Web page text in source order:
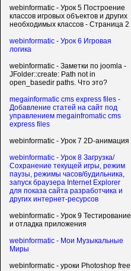
webinformatic - Урок 5 Построение
классов игровых объектов и других
необходимых классов - Страница 2
webinformatic - Урок 6 Игровая
логика
webinformatic - Заметки по joomla -
JFolder::create: Path not in
open_basedir paths. Что это?
megainformatic cms express files -
Добавление статей на сайт под
управлением megainfromatic cms
express files
webinformatic - Урок 7 2D-анимация
webinformatic - Урок 8 Загрузка/
Сохранение текущей игры, режим
паузы, режимы часов/будильника,
запуск браузера Internet Explorer
для показа сайта разработчика и
других интернет-ресурсов
webinformatic - Урок 9 Тестирование
и отладка приложения
webinformatic - Мои Музыкальные
Миры
webinformatic - уроки Photoshop free